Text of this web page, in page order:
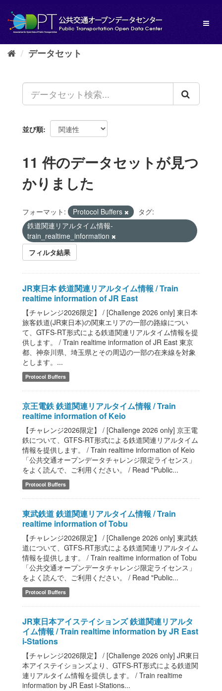
し
データセット
並び順
11 件のデータセットが見つ
かりました
フォーマット: Protocol Buffers
タグ:
鉄道関連リアルタイム情報-
train_realtime_information
フィルタ結果
JR東日本 鉄道関連リアルタイム情報 / Train
realtime information of JR East
【チャレンジ2026限定】 / [Challenge 2026 only] 東日本
旅客鉄道(JR東日本)の関東エリアの一部の路線につい
て、GTFS-RT形式による鉄道関連リアルタイム情報を提
供します。 / Train realtime information of JR East 東京
都、神奈川県、埼玉県とその周辺の一部の在来線を対象
とします。...
Protocol Buffers
京王電鉄 鉄道関連リアルタイム情報 / Train
realtime information of Keio
【チャレンジ2026限定】 / [Challenge 2026 only] 京王電
鉄について、GTFS-RT形式による鉄道関連リアルタイム
情報を提供します。 / Train realtime information of Keio
「公共交通オープンデータチャレンジ限定ライセンス」
をよく読んで、ご利用ください。 / Read "Public...
Protocol Buffers
東武鉄道 鉄道関連リアルタイム情報 / Train
realtime information of Tobu
【チャレンジ2026限定】 / [Challenge 2026 only] 東武鉄
道について、GTFS-RT形式による鉄道関連リアルタイム
情報を提供します。 / Train realtime information of Tobu
「公共交通オープンデータチャレンジ限定ライセンス」
をよく読んで、ご利用ください。 / Read "Public...
Protocol Buffers
JR東日本アイステイションズ 鉄道関連リアルタ
イム情報 / Train realtime information by JR East
i-Stations
【チャレンジ2026限定】 / [Challenge 2026 only] JR東日
本アイステイションズより、GTFS-RT形式による鉄道関
連リアルタイム情報を提供します。 / Train realtime
information by JR East i-Stations...